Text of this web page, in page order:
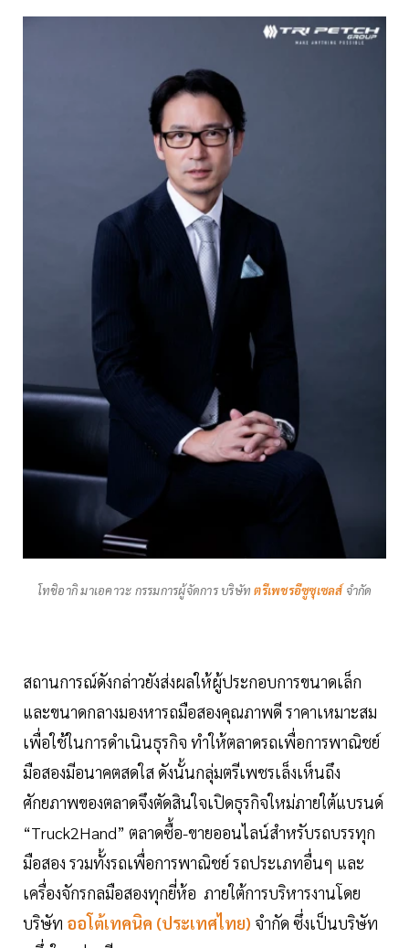
โทชิอากิ มาเอคาวะ กรรมการผู้จัดการ บริษัท ตรีเพชรอีซูซุเซลส์ จำกัด
สถานการณ์ดังกล่าวยังส่งผลให้ผู้ประกอบการขนาดเล็ก
และขนาดกลางมองหารถมือสองคุณภาพดี ราคาเหมาะสม
เพื่อใช้ในการดำเนินธุรกิจ ทำให้ตลาดรถเพื่อการพาณิชย์
มือสองมีอนาคตสดใส ดังนั้นกลุ่มตรีเพชรเล็งเห็นถึง
ศักยภาพของตลาดจึงตัดสินใจเปิดธุรกิจใหม่ภายใต้แบรนด์
“Truck2Hand” ตลาดซื้อ-ขายออนไลน์สำหรับรถบรรทุก
มือสอง รวมทั้งรถเพื่อการพาณิชย์ รถประเภทอื่นๆ และ
เครื่องจักรกลมือสองทุกยี่ห้อ ภายใต้การบริหารงานโดย
บริษัท ออโต้เทคนิค (ประเทศไทย) จำกัด ซึ่งเป็นบริษัท